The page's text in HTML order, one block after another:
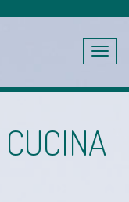
Toggle